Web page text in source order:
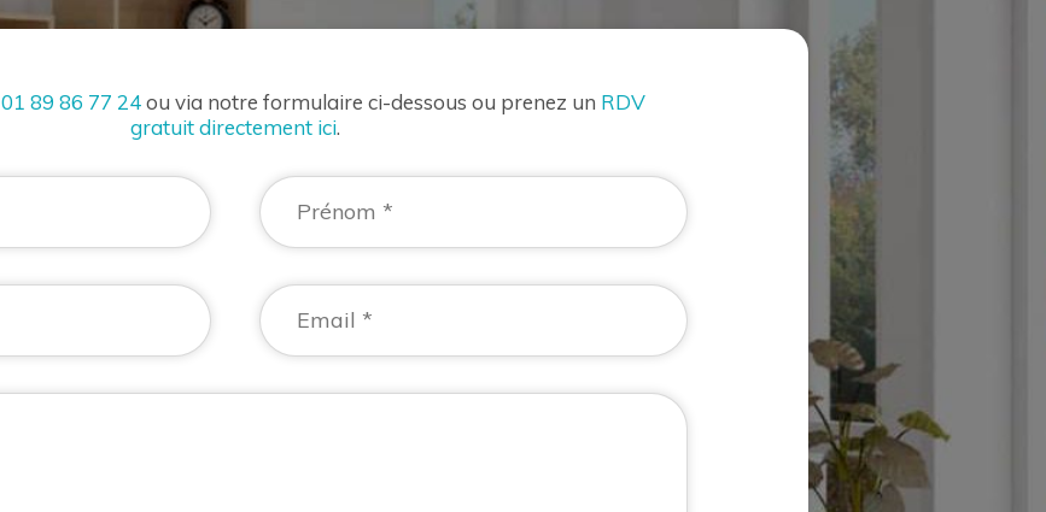
01 89 86 77 24ou via notre formulaire ci-dessous ou prenez un RDV
gratuit directement ici.